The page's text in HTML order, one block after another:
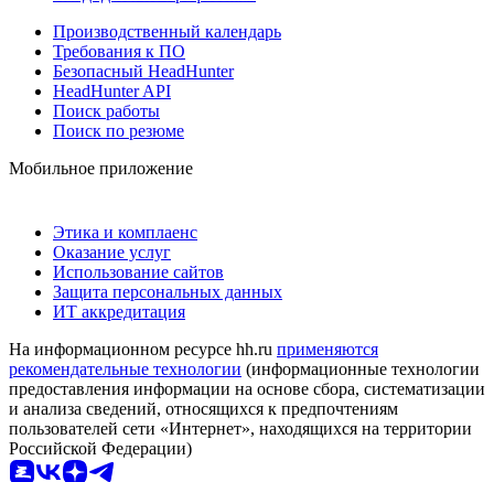
Производственный календарь
Требования к ПО
Безопасный HeadHunter
HeadHunter API
Поиск работы
Поиск по резюме
Мобильное приложение
Этика и комплаенс
Оказание услуг
Использование сайтов
Защита персональных данных
ИТ аккредитация
На информационном ресурсе hh.ru применяются
рекомендательные технологии (информационные технологии
предоставления информации на основе сбора, систематизации
и анализа сведений, относящихся к предпочтениям
пользователей сети «Интернет», находящихся на территории
Российской Федерации)